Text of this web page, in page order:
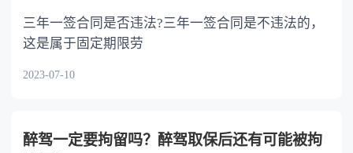
三年一签合同是否违法?三年一签合同是不违法的，
这是属于固定期限劳
2023-07-10
醉驾一定要拘留吗？醉驾取保后还有可能被拘